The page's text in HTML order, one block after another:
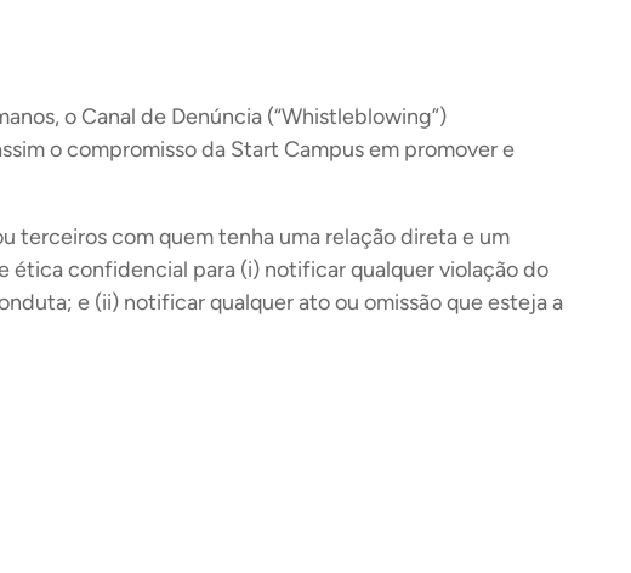
o Canal de Denúncia (“Whistleblowing”)
o compromisso da Start Campus em promover e
terceiros com quem tenha uma relação direta e um
ética confidencial para (i) notificar qualquer violação do
e (ii) notificar qualquer ato ou omissão que esteja a